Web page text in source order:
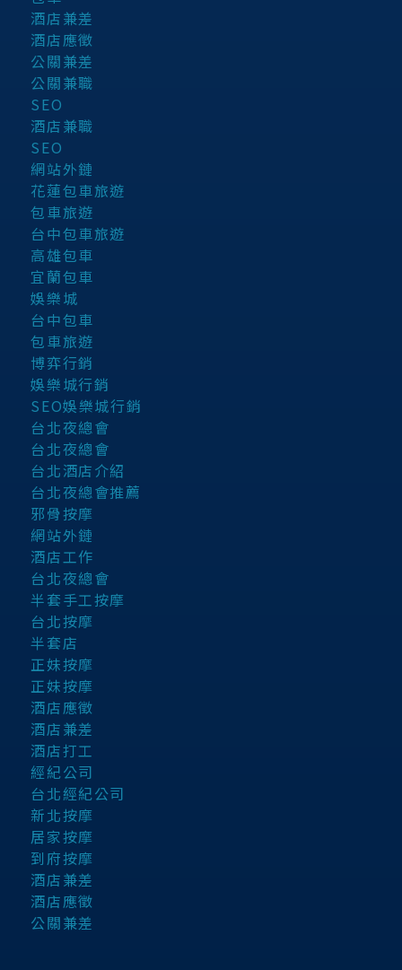
酒店兼差
酒店應徵
公關兼差
公關兼職
SEO
酒店兼職
SEO
網站外鏈
花蓮包車旅遊
包車旅遊
台中包車旅遊
高雄包車
宜蘭包車
娛樂城
台中包車
包車旅遊
博弈行銷
娛樂城行銷
SEO娛樂城行銷
台北夜總會
台北夜總會
台北酒店介紹
台北夜總會推薦
邪骨按摩
網站外鏈
酒店工作
台北夜總會
半套手工按摩
台北按摩
半套店
正妹按摩
正妹按摩
酒店應徵
酒店兼差
酒店打工
經紀公司
台北經紀公司
新北按摩
居家按摩
到府按摩
酒店兼差
酒店應徵
公關兼差